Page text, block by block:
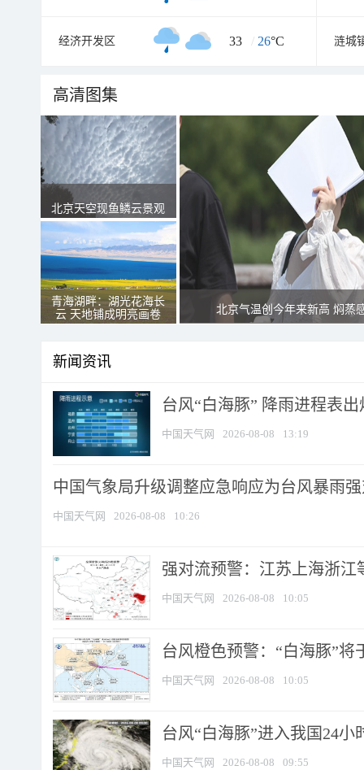
经济开发区 33 / 26°C 涟城
高清图集
北京天空现鱼鳞云景观
青海湖畔：湖光花海长
云 天地铺成明亮画卷
北京气温创今年来新高 焖蒸
新闻资讯
台风“白海豚” 降雨进程表
中国天气网 2026-08-08 13:19
中国气象局升级调整应急响应为台风暴雨
中国天气网 2026-08-08 10:26
强对流预警：江苏上海浙江
中国天气网 2026-08-08 10:05
台风橙色预警：“白海豚”将
中国天气网 2026-08-08 10:05
台风“白海豚”进入我国24
中国天气网 2026-08-08 09:55